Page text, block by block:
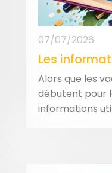
07/07/2026
Les
Alors que les
débutent pour
informations